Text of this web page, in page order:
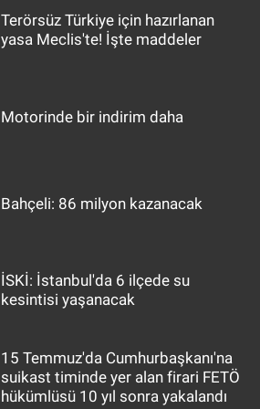
Terörsüz Türkiye için hazırlanan
yasa Meclis'te! İşte maddeler
Motorinde bir indirim daha
Bahçeli: 86 milyon kazanacak
İSKİ: İstanbul'da 6 ilçede su
kesintisi yaşanacak
15 Temmuz'da Cumhurbaşkanı'na
suikast timinde yer alan firari FETÖ
hükümlüsü 10 yıl sonra yakalandı